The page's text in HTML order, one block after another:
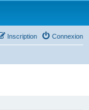
Connexion
Inscription